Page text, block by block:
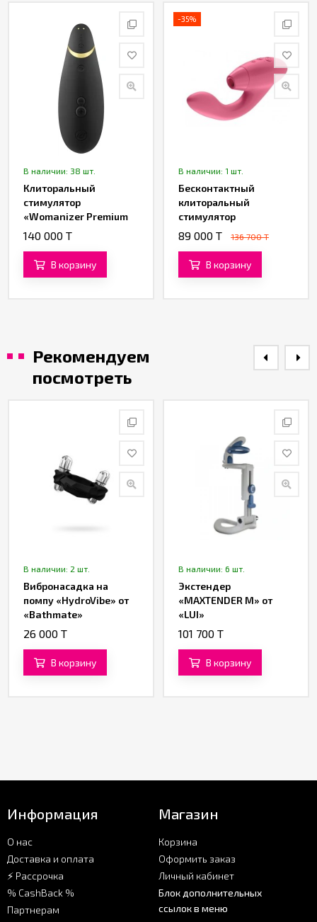
В наличии: 38 шт.
Клиторальный
стимулятор
«Womanizer Premium
2»
140 000 T
В корзину
-35%
В наличии: 1 шт.
Бесконтактный
клиторальный
стимулятор
«Womanizer Duo»
89 000 T 136 700 T
В корзину
Рекомендуем
посмотреть
В наличии: 2 шт.
Вибронасадка на
помпу «HydroVibe» от
«Bathmate»
26 000 T
В корзину
В наличии: 6 шт.
Экстендер
«MAXTENDER M» от
«LUI»
101 700 T
В корзину
Информация
О нас
Доставка и оплата
⚡ Рассрочка
% CashBack %
Партнерам
Магазин
Корзина
Оформить заказ
Личный кабинет
Блок дополнительных
ссылок в меню